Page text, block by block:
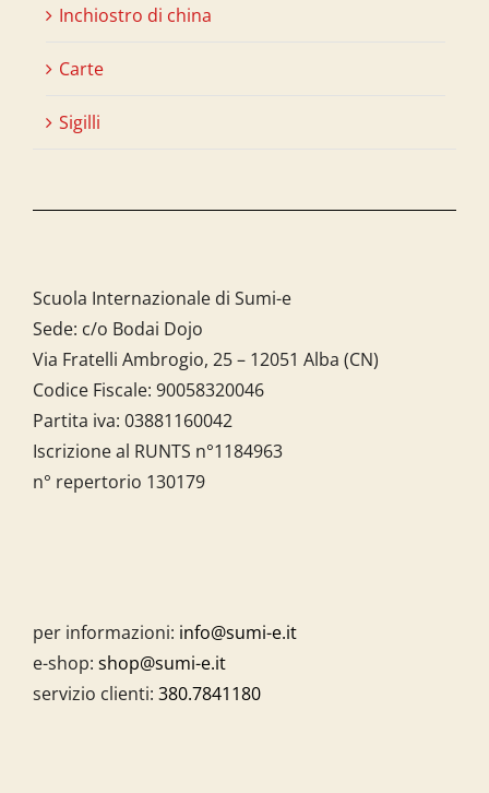
Inchiostro di china
Carte
Sigilli
Scuola Internazionale di Sumi-e
Sede: c/o Bodai Dojo
Via Fratelli Ambrogio, 25 – 12051 Alba (CN)
Codice Fiscale: 90058320046
Partita iva: 03881160042
Iscrizione al RUNTS n°1184963
n° repertorio 130179
per informazioni: info@sumi-e.it
e-shop: shop@sumi-e.it
servizio clienti: 380.7841180